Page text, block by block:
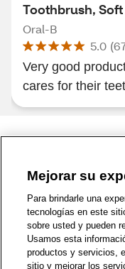
Toothbrush,
Oral-B
5.0 (
Very good
cares for their
1-800-679-9691 |
Política de Privacidad
Zona de
Mejorar su
Para brindarle una
tecnologías en este
sobre usted y pueden
Usamos esta
productos y servicios,
sitio y mejorar los